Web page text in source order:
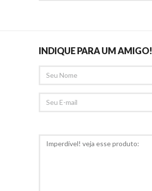
INDIQUE PARA UM AMIGO!
NOME
EMAIL